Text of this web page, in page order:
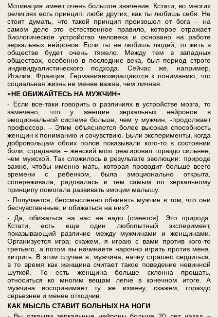
Мотивация имеет очень большое значение. Кстати, во многих
религиях есть принцип: люби других, как ты любишь себя. Не
стоит думать, что такой принцип произошел от бога – на
самом деле это естественное правило, которое отражает
биологическое устройство человека и основано на работе
зеркальных нейронов. Если ты не любишь людей, то жить в
обществе будет очень тяжело. Между тем в западных
обществах, особенно в последние века, был период строго
индивидуалистического подхода. Сейчас же, например,
Италия, Франция, Германиявозвращаются к пониманию, что
социальная жизнь не менее важна, чем личная.
«НЕ ОБИЖАЙТЕСЬ НА МУЖЧИН»
- Если все-таки говорить о различиях в устройстве мозга, то
замечено, что у женщин зеркальных нейронов в
эмоциональной системе больше, чем у мужчин, -продолжает
профессор. – Этим объясняется более высокая способность
женщин к пониманию и сочувствию. Были эксперименты, когда
добровольцам обоих полов показывали кого-то в состоянии
боли, страдания – женский мозг реагировал гораздо сильнее,
чем мужской. Так сложилось в результате эволюции: природе
важно, чтобы именно мать, которая проводит больше всего
времени с ребенком, была эмоционально открыта,
сопереживала, радовалась и тем самым по зеркальному
принципу помогала развивать эмоции малышу.
- Получается, бессмысленно обвинять мужчин в том, что они
бесчувственные, и обижаться на них?
- Да, обижаться на нас не надо (смеется). Это природа.
Кстати, есть еще один любопытный эксперимент,
показывающий различие между мужчинами и женщинами.
Организуется игра: скажем, я играю с вами против кого-то
третьего, а потом вы начинаете нарочно играть против меня,
хитрить. В этом случае я, мужчина, начну страшно сердиться,
в то время как женщина считает такое поведение невинной
шуткой. То есть женщина больше склонна прощать,
относиться ко многим вещам легче в конечном итоге. А
мужчина воспринимает ту же измену, скажем, гораздо
серьезнее и менее отходчив.
КАК МЫСЛЬ СТАВИТ БОЛЬНЫХ НА НОГИ